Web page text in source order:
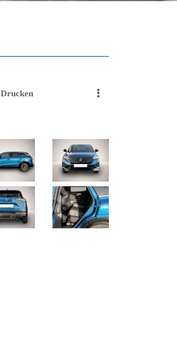
Drucken